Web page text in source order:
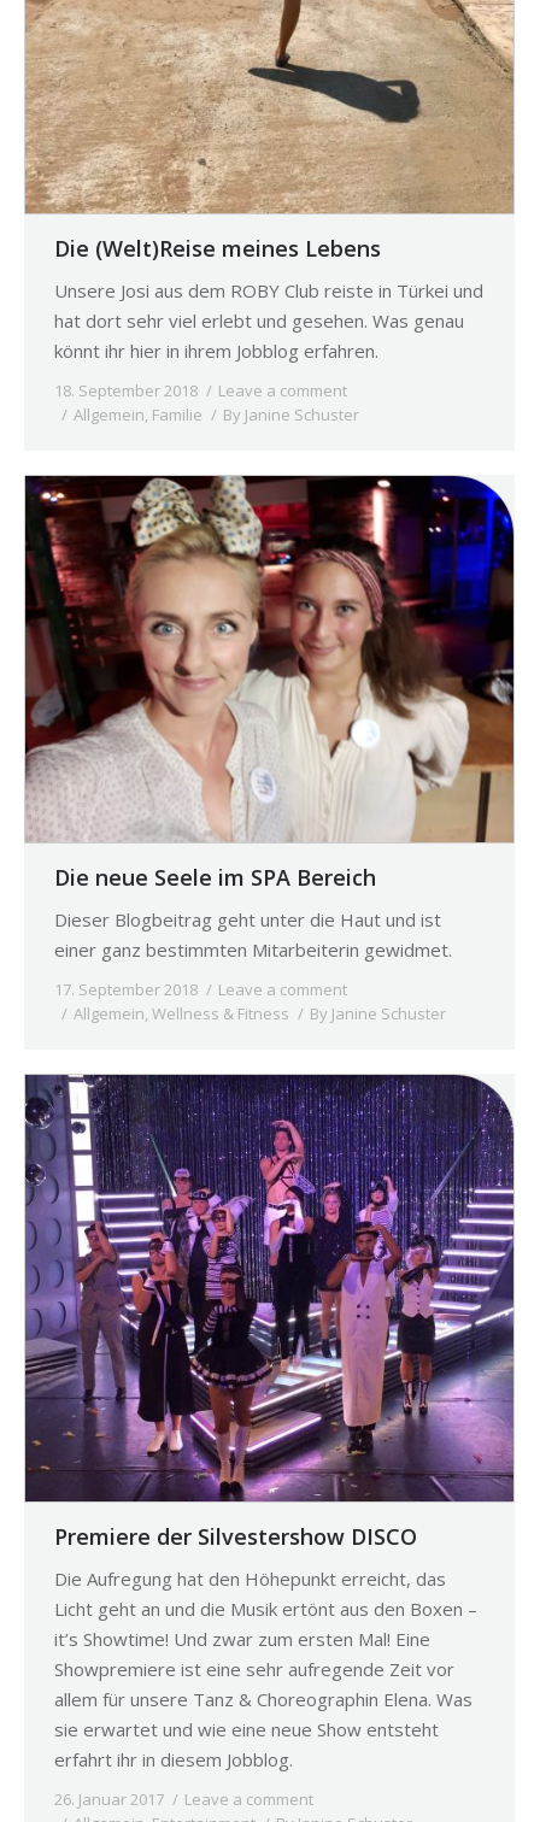
Die (Welt)Reise meines Lebens
Unsere Josi aus dem ROBY Club reiste in Türkei und
hat dort sehr viel erlebt und gesehen. Was genau
könnt ihr hier in ihrem Jobblog erfahren.
18. September 2018
Leave a comment
Allgemein, Familie By Janine Schuster
Die neue Seele im SPA Bereich
Dieser Blogbeitrag geht unter die Haut und ist
einer ganz bestimmten Mitarbeiterin gewidmet.
17. September 2018
Leave a comment
Allgemein, Wellness & Fitness By Janine Schuster
Premiere der Silvestershow DISCO
Die Aufregung hat den Höhepunkt erreicht, das
Licht geht an und die Musik ertönt aus den Boxen –
it’s Showtime! Und zwar zum ersten Mal! Eine
Showpremiere ist eine sehr aufregende Zeit vor
allem für unsere Tanz & Choreographin Elena. Was
sie erwartet und wie eine neue Show entsteht
erfahrt ihr in diesem Jobblog.
26. Januar 2017
Leave a comment